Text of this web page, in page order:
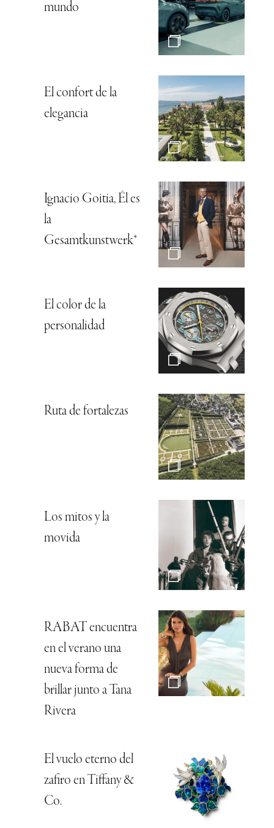
mundo
El confort de la
elegancia
Ignacio Goitia, Él es
la
Gesamtkunstwerk*
El color de la
personalidad
Ruta de fortalezas
Los mitos y la
movida
RABAT encuentra
en el verano una
nueva forma de
brillar junto a Tana
Rivera
El vuelo eterno del
zafiro en Tiffany &
Co.